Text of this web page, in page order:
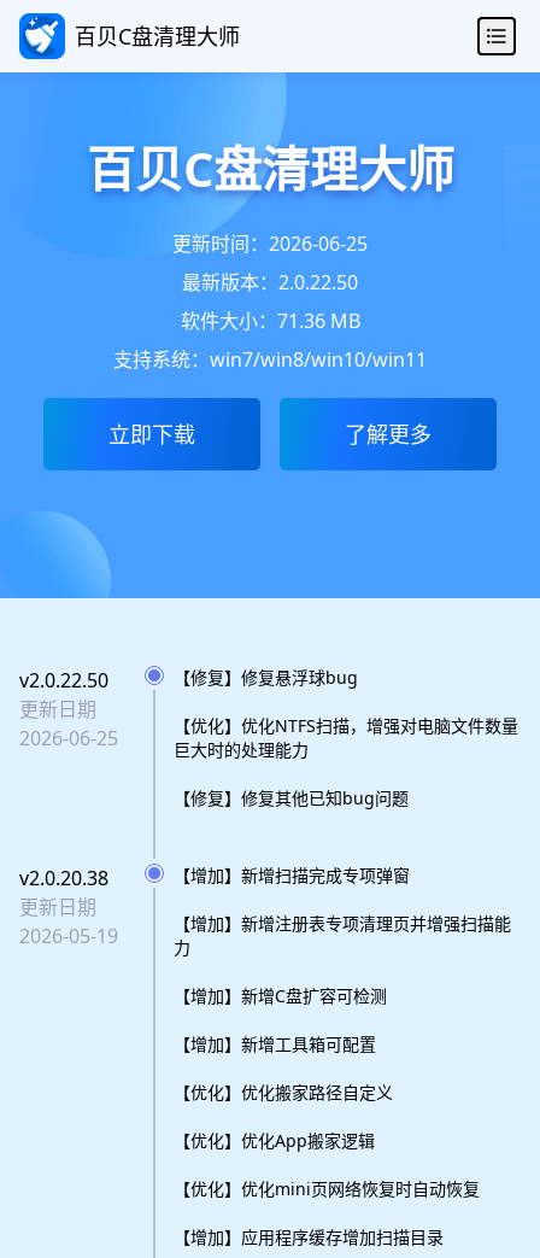
百贝C盘清理大师
百贝C盘清理大师
更新时间：2026-06-25
最新版本：2.0.22.50
软件大小：71.36 MB
支持系统：win7/win8/win10/win11
立即下载 了解更多
v2.0.22.50
更新日期
2026-06-25
【修复】修复悬浮球bug
【优化】优化NTFS扫描，增强对电脑文件数量
巨大时的处理能力
【修复】修复其他已知bug问题
v2.0.20.38
更新日期
2026-05-19
【增加】新增扫描完成专项弹窗
【增加】新增注册表专项清理页并增强扫描能
力
【增加】新增C盘扩容可检测
【增加】新增工具箱可配置
【优化】优化搬家路径自定义
【优化】优化App搬家逻辑
【优化】优化mini页网络恢复时自动恢复
【增加】应用程序缓存增加扫描目录